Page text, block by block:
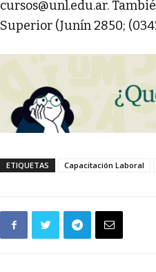
cursos@unl.edu.ar.
Superior (Junín 2850;
ETIQUETAS Capacitación Laboral